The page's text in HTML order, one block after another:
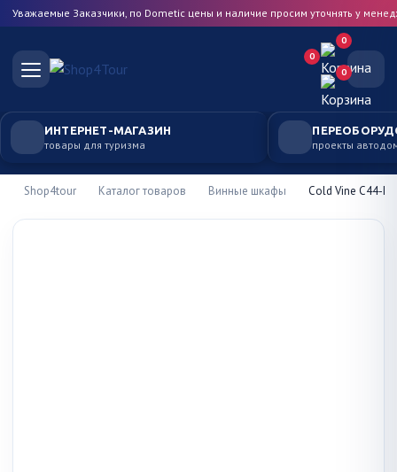
Уважаемые Заказчики, по Dometic цены и наличие просим уточнять у
0
0
0
ИНТЕРНЕТ-МАГАЗИН
товары для туризма проекты
Shop4tour Каталог товаров Винные шкафы Cold Vine C44-